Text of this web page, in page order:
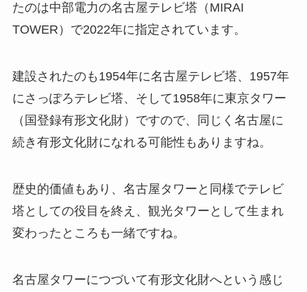
たのは中部電力の名古屋テレビ塔（MIRAI
TOWER）で2022年に指定されています。
建設されたのも1954年に名古屋テレビ塔、1957年
にさっぽろテレビ塔、そして1958年に東京タワー
（国登録有形文化財）ですので、同じく名古屋に
続き有形文化財になれる可能性もありますね。
歴史的価値もあり、名古屋タワーと同様でテレビ
塔としての役目を終え、観光タワーとして生まれ
変わったところも一緒ですね。
名古屋タワーにつづいて有形文化財へという感じ